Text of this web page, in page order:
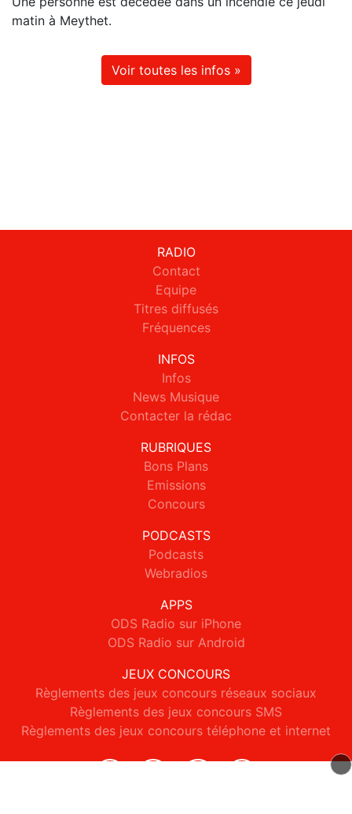
matin à Meythet.
Voir toutes les infos »
RADIO
Contact
Equipe
Titres diffusés
Fréquences
INFOS
Infos
News Musique
Contacter la rédac
RUBRIQUES
Bons Plans
Emissions
Concours
PODCASTS
Podcasts
Webradios
APPS
ODS Radio sur iPhone
ODS Radio sur Android
JEUX CONCOURS
Règlements des jeux concours réseaux sociaux
Règlements des jeux concours SMS
Règlements des jeux concours téléphone et internet